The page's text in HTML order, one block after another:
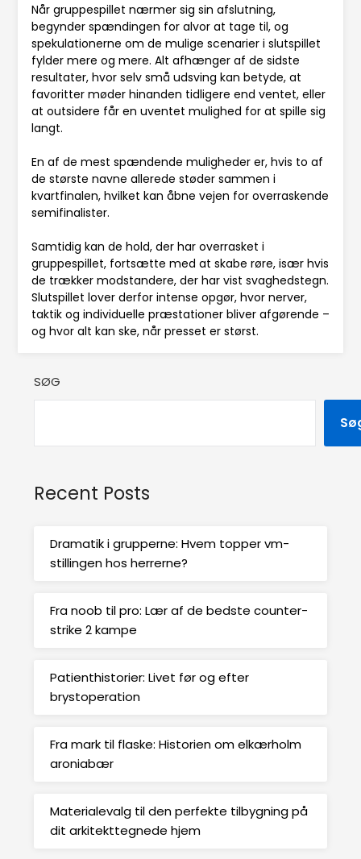
Når gruppespillet nærmer sig sin afslutning,
begynder spændingen for alvor at tage til, og
spekulationerne om de mulige scenarier i slutspillet
fylder mere og mere. Alt afhænger af de sidste
resultater, hvor selv små udsving kan betyde, at
favoritter møder hinanden tidligere end ventet, eller
at outsidere får en uventet mulighed for at spille sig
langt.
En af de mest spændende muligheder er, hvis to af
de største navne allerede støder sammen i
kvartfinalen, hvilket kan åbne vejen for overraskende
semifinalister.
Samtidig kan de hold, der har overrasket i
gruppespillet, fortsætte med at skabe røre, især hvis
de trækker modstandere, der har vist svaghedstegn.
Slutspillet lover derfor intense opgør, hvor nerver,
taktik og individuelle præstationer bliver afgørende –
og hvor alt kan ske, når presset er størst.
SØG
Recent Posts
Dramatik i grupperne: Hvem topper vm-
stillingen hos herrerne?
Fra noob til pro: Lær af de bedste counter-
strike 2 kampe
Patienthistorier: Livet før og efter
brystoperation
Fra mark til flaske: Historien om elkærholm
aroniabær
Materialevalg til den perfekte tilbygning på
dit arkitekttegnede hjem